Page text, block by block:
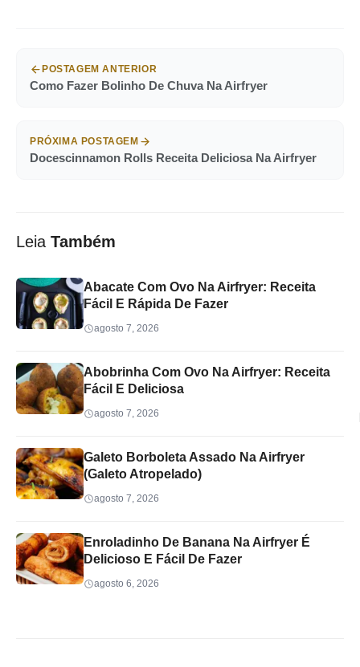
POSTAGEM ANTERIOR
Como Fazer Bolinho De Chuva Na Airfryer
PRÓXIMA POSTAGEM
Docescinnamon Rolls Receita Deliciosa Na Airfryer
Leia Também
Abacate Com Ovo Na Airfryer: Receita
Fácil E Rápida De Fazer
agosto 7, 2026
Abobrinha Com Ovo Na Airfryer: Receita
Fácil E Deliciosa
agosto 7, 2026
Galeto Borboleta Assado Na Airfryer
(Galeto Atropelado)
agosto 7, 2026
Enroladinho De Banana Na Airfryer É
Delicioso E Fácil De Fazer
agosto 6, 2026